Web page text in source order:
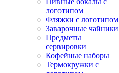
Пивные бокалы с
логотипом
Фляжки с логотипом
Заварочные чайники
Предметы
сервировки
Кофейные наборы
Термокружки с